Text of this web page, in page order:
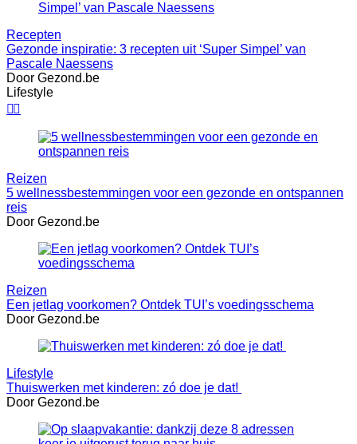
Recepten
Gezonde inspiratie: 3 recepten uit ‘Super Simpel’ van
Pascale Naessens
Door Gezond.be
Lifestyle

Reizen
5 wellnessbestemmingen voor een gezonde en ontspannen
reis
Door Gezond.be
Reizen
Een jetlag voorkomen? Ontdek TUI’s voedingsschema
Door Gezond.be
Lifestyle
Thuiswerken met kinderen: zó doe je dat!
Door Gezond.be